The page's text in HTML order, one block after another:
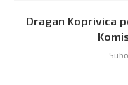
Dragan Koprivica